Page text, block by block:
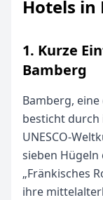
Hotels in
1. Kurze
Bamberg
Bamberg,
besticht durch
UNESCO-
sieben
„Fränkisches
ihre